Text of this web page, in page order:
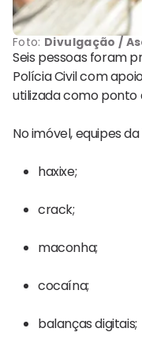
Foto: Divulgação /
Seis pessoas foram
Polícia Civil com
utilizada como ponto
No imóvel, equipes
haxixe;
crack;
maconha;
cocaína;
balanças digitais;